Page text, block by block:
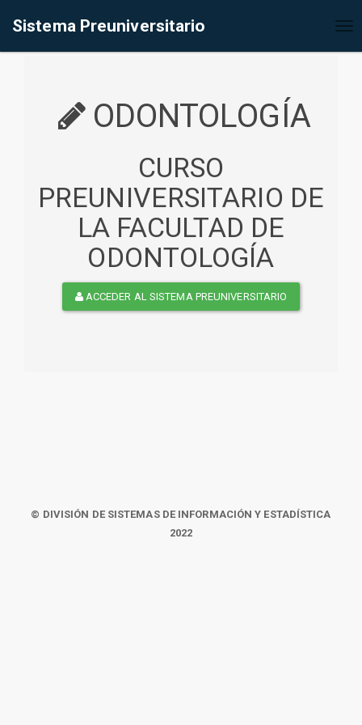
Sistema Preuniversitario
ODONTOLOGÍA
CURSO
PREUNIVERSITARIO DE
LA FACULTAD DE
ODONTOLOGÍA
ACCEDER AL SISTEMA PREUNIVERSITARIO
© DIVISIÓN DE SISTEMAS DE INFORMACIÓN Y ESTADÍSTICA
2022